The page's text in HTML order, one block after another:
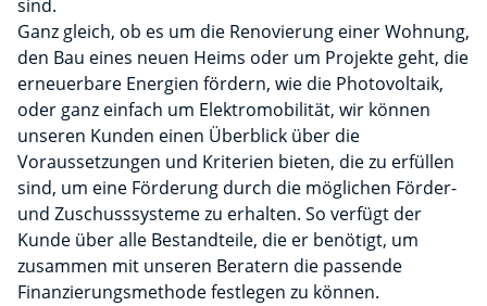
sind.
Ganz gleich, ob es um die Renovierung einer Wohnung,
den Bau eines neuen Heims oder um Projekte geht, die
erneuerbare Energien fördern, wie die Photovoltaik,
oder ganz einfach um Elektromobilität, wir können
unseren Kunden einen Überblick über die
Voraussetzungen und Kriterien bieten, die zu erfüllen
sind, um eine Förderung durch die möglichen Förder-
und Zuschusssysteme zu erhalten. So verfügt der
Kunde über alle Bestandteile, die er benötigt, um
zusammen mit unseren Beratern die passende
Finanzierungsmethode festlegen zu können.